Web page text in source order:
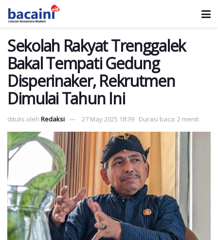
Sekolah Rakyat Trenggalek
Bakal Tempati Gedung
Disperinaker, Rekrutmen
Dimulai Tahun Ini
ditulis oleh Redaksi 27 May 2025 18:39 Durasi baca: 2 menit